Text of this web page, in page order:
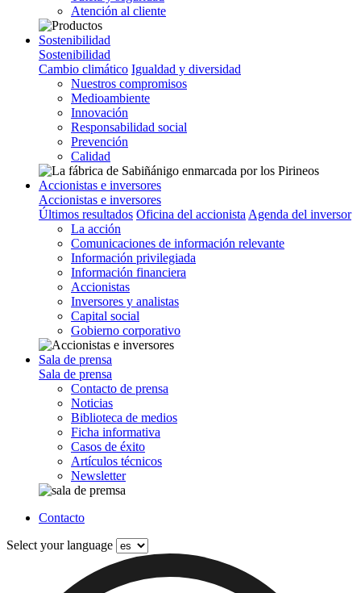
Atención al cliente
Sostenibilidad
Sostenibilidad
Cambio climático Igualdad y diversidad
Nuestros compromisos
Medioambiente
Innovación
Responsabilidad social
Prevención
Calidad
Accionistas e inversores
Accionistas e inversores
Últimos resultados Oficina del accionista Agenda del inversor
La acción
Comunicaciones de información relevante
Información privilegiada
Información financiera
Accionistas
Inversores y analistas
Capital social
Gobierno corporativo
Sala de prensa
Sala de prensa
Contacto de prensa
Noticias
Biblioteca de medios
Ficha informativa
Casos de éxito
Artículos técnicos
Newsletter
Contacto
Select your language